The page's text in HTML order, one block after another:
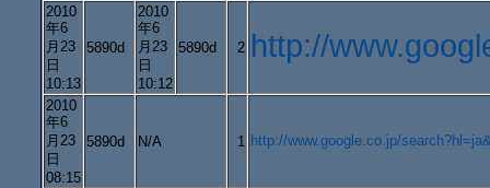
2010
年6
月23
日
10:13
5890d
2010
年6
月23
日
10:12
5890d 2 http://
2010
年6
月23
日
08:15
5890d N/A 1 http://www.google.co.jp/